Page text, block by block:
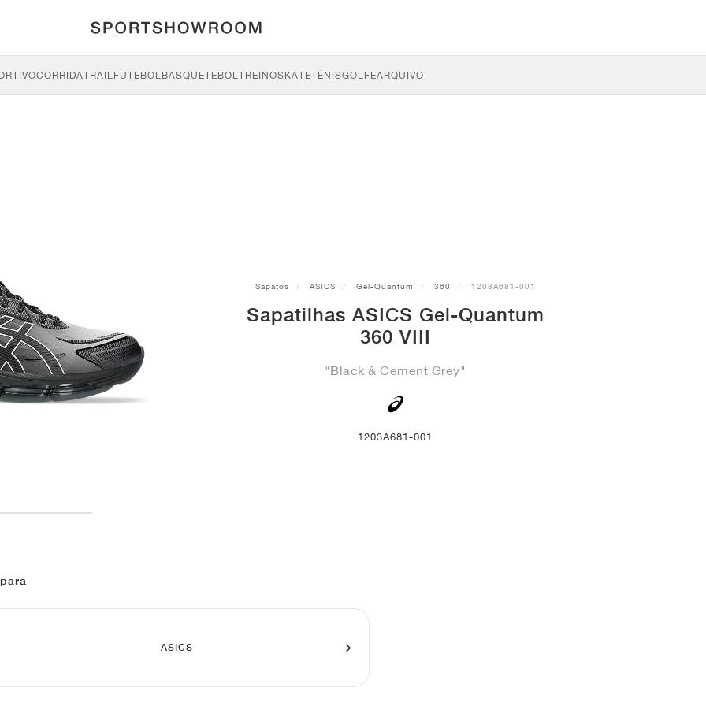
CORRIDATRAILFUTEBOLBASQUETEBOLTREINOSKATETÉNISGOLFEARQUIVO
Sapatos ASICS Gel-Quantum 360 1203A681-001
Sapatilhas ASICS Gel-Quantum
360 VIII
"Black & Cement Grey"
1203A681-001
ASICS